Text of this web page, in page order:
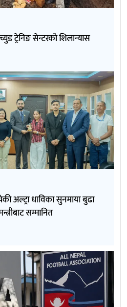
ट्रेनिङ सेन्टरको शिलान्यास
अल्ट्रा धाविका सुनमाया बुढा
सम्मानित